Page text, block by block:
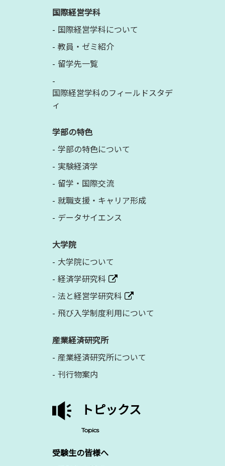
国際経営学科
国際経営学科について
教員・ゼミ紹介
留学先一覧
国際経営学科のフィールドスタデ
ィ
学部の特色
学部の特色について
実験経済学
留学・国際交流
就職支援・キャリア形成
データサイエンス
大学院
大学院について
経済学研究科
法と経営学研究科
飛び入学制度利用について
産業経済研究所
産業経済研究所について
刊行物案内
トピックス
Topics
受験生の皆様へ